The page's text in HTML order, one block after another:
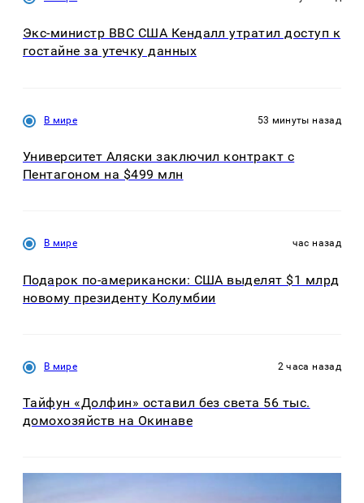
Экс-министр ВВС США Кендалл утратил доступ к
гостайне за утечку данных
В мире 53 минуты назад
Университет Аляски заключил контракт с
Пентагоном на $499 млн
В мире час назад
Подарок по-американски: США выделят $1 млрд
новому президенту Колумбии
В мире 2 часа назад
Тайфун «Долфин» оставил без света 56 тыс.
домохозяйств на Окинаве